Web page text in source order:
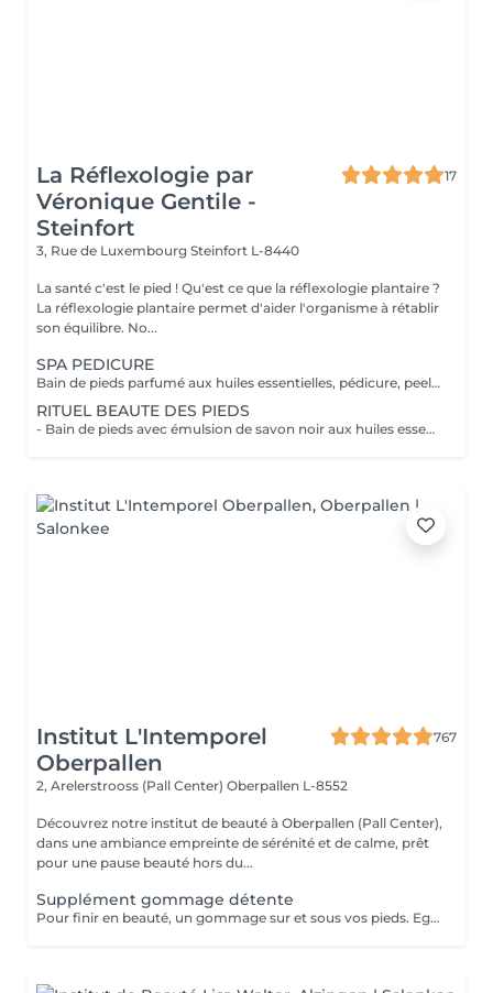
La Réflexologie par
Véronique Gentile -
Steinfort
17
3, Rue de Luxembourg Steinfort L-8440
La santé c'est le pied ! Qu'est ce que la réflexologie plantaire ?
La réflexologie plantaire permet d'aider l'organisme à rétablir
son équilibre. No...
SPA PEDICURE
Bain de pieds parfumé aux huiles essentielles, pédicure, peeling au sel senteur orientale, masque chaussettes, massage au beurre de karité
RITUEL BEAUTE DES PIEDS
- Bain de pieds avec émulsion de savon noir aux huiles essentielles méthode traditionnel marocaine - Gommage au sel senteur orientale - Collagène masque/chaussettes - Massage des pieds relaxant et défatigant activant ainsi la circulation sanguine et libérant toute les tensions au beurre de karité
Institut L'Intemporel
Oberpallen
767
2, Arelerstrooss (Pall Center) Oberpallen L-8552
Découvrez notre institut de beauté à Oberpallen (Pall Center),
dans une ambiance empreinte de sérénité et de calme, prêt
pour une pause beauté hors du...
Supplément gommage détente
Pour finir en beauté, un gommage sur et sous vos pieds. Egalement entre les orteils. Pour une meilleure pénétration de la crème pieds. Uniquement avec un service de beauté des pieds / pédicurie effectué à l institut le même jour .